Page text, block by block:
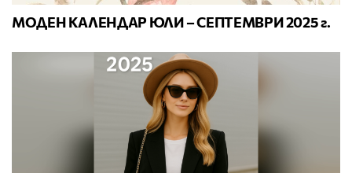
МОДЕН КАЛЕНДАР ЮЛИ – СЕПТЕМВРИ 2025 г.